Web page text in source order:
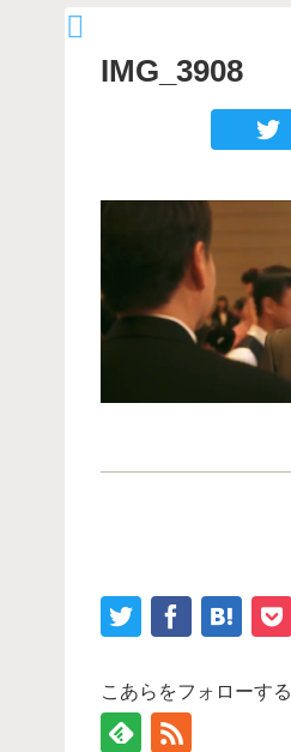
IMG_3908
こあらをフォローする